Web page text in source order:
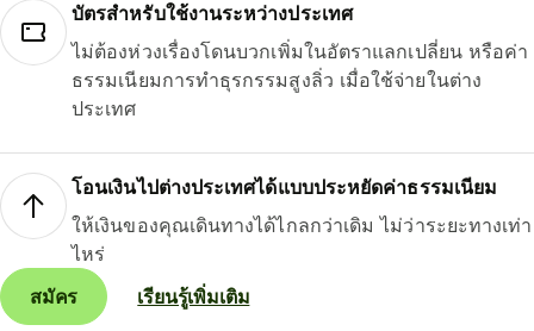
บัตรสำหรับใช้งานระหว่างประเทศ
ไม่ต้องห่วงเรื่องโดนบวกเพิ่มในอัตราแลกเปลี่ยน หรือค่า
ธรรมเนียมการทำธุรกรรมสูงลิ่ว เมื่อใช้จ่ายในต่าง
ประเทศ
โอนเงินไปต่างประเทศได้แบบประหยัดค่าธรรมเนียม
ให้เงินของคุณเดินทางได้ไกลกว่าเดิม ไม่ว่าระยะทางเท่า
ไหร่
สมัคร
เรียนรู้เพิ่มเติม